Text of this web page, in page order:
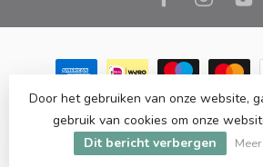
© Copyright 2026 Marc Cook & Home |
kookwinkel in Elst |- Powered by
byDyvelopment
Door het gebruiken van onze website,
gebruik van cookies om onze
Dit bericht verbergen